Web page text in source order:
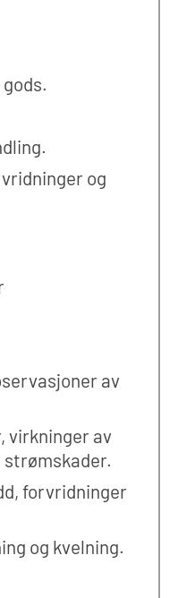
og
av
virkninger av
strømskader.
forvridninger
og kvelning.